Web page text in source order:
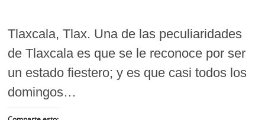
Tlaxcala, Tlax. Una de las peculiaridades
de Tlaxcala es que se le reconoce por ser
un estado fiestero; y es que casi todos los
domingos…